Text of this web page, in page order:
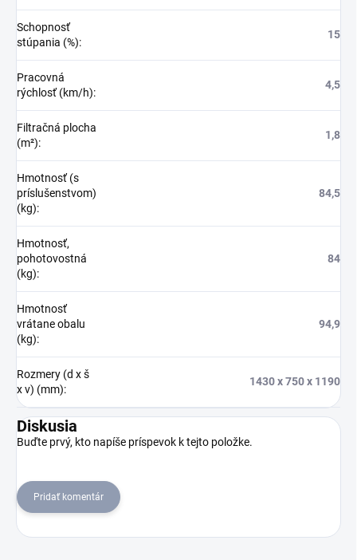
Schopnosť
stúpania (%):
15
Pracovná
rýchlosť (km/h):
4,5
Filtračná plocha
(m²):
1,8
Hmotnosť (s
príslušenstvom)
(kg):
84,5
Hmotnosť,
pohotovostná
(kg):
84
Hmotnosť
vrátane obalu
(kg):
94,9
Rozmery (d x š
x v) (mm):
1430 x 750 x 1190
Diskusia
Buďte prvý, kto napíše príspevok k tejto položke.
Pridať komentár